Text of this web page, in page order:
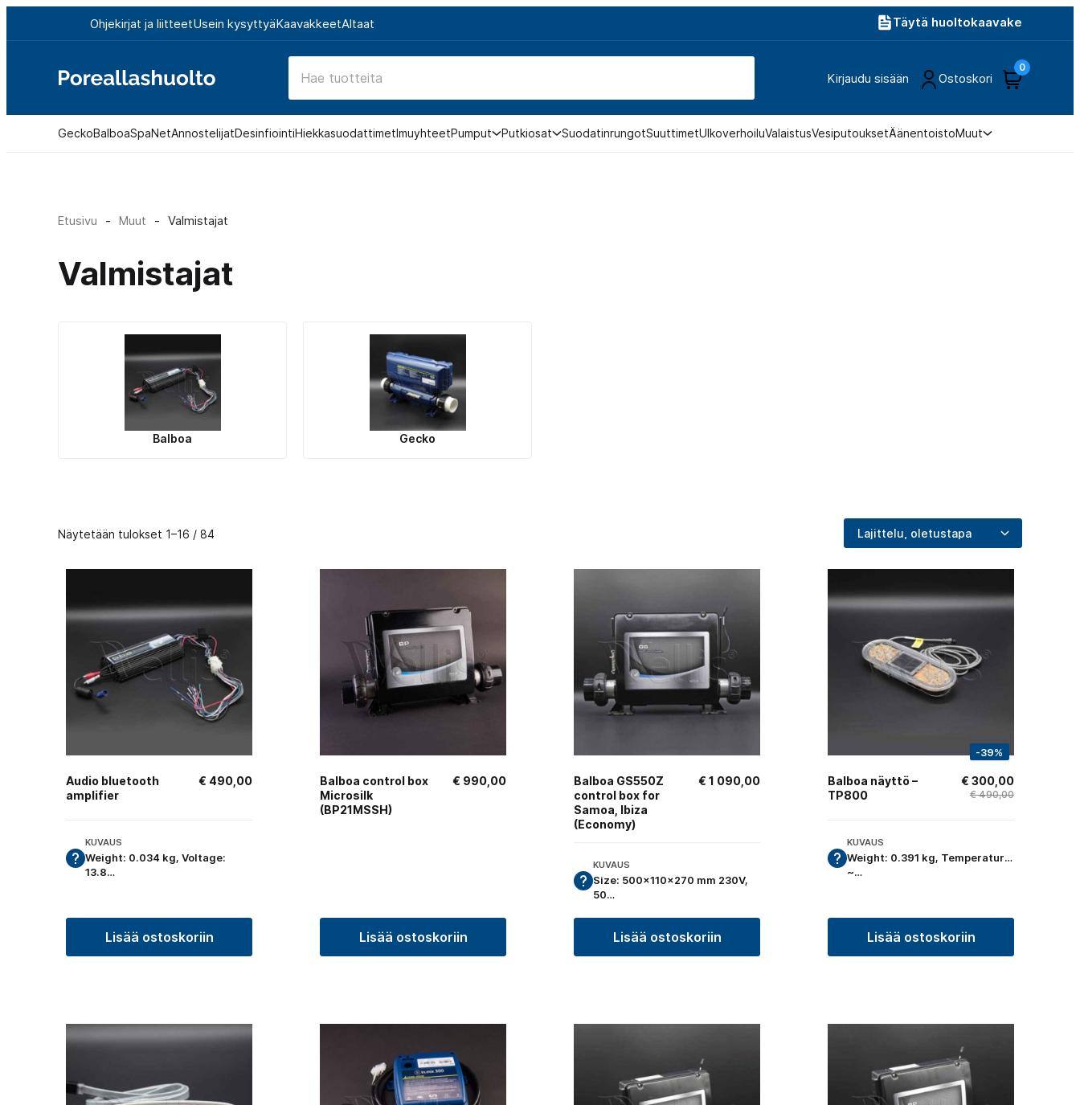
sisältöön
Ohjekirjat ja liitteetUsein kysyttyäKaavakkeetAltaat Täytä huoltokaavake
Poreallashuolto Kirjaudu sisään Ostoskori
0
GeckoBalboaSpaNetAnnostelijatDesinfiointiHiekkasuodattimetImuyhteetPumput Putkiosat SuodatinrungotSuuttimetUlkoverhoiluValaistusVesiputouksetÄänentoistoMuut
Etusivu - Muut - Valmistajat
Valmistajat
Balboa Gecko
Näytetään tulokset 1–16 / 84
Audio bluetooth
amplifier
€ 490,00
KUVAUS
Weight: 0.034 kg, Voltage:
13.8…
Lisää ostoskoriin
Balboa control box
Microsilk
(BP21MSSH)
€ 990,00
Lisää ostoskoriin
Balboa GS550Z
control box for
Samoa, Ibiza
(Economy)
€ 1 090,00
KUVAUS
Size: 500x110x270 mm 230V,
50…
Lisää ostoskoriin
-39%
Balboa näyttö –
TP800
€490,00
€ 300,00
KUVAUS
Weight: 0.391 kg, Temperature:
~…
Lisää ostoskoriin